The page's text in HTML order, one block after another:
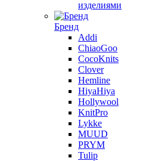
изделиями
Бренд
Addi
ChiaoGoo
CocoKnits
Clover
Hemline
HiyaHiya
Hollywool
KnitPro
Lykke
MUUD
PRYM
Tulip